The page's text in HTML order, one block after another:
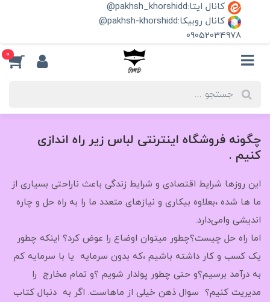
کانال ایتا:pakhsh_khorshidd@
کانال روبیکا:pakhsh-khorshidd@
09052034978
0
چگونه فروشگاه اینترنتی لباس زیر راه اندازی
کنیم .
این روزها شرایط اقتصادی و شرایط زندگی باعث ناراحتی بسیاری از
ما ها شده ،بعلاوه بیکاری و نیازهای متعدد ما را به راه حل و چاره
اندیشی وامی‌دارد.
اما راه حل چیست؟چطور میتوان اوضاع را عوض کرد؟ اینکه چطور
یک کسب و کار داشته باشیم ،که بدون سرمایه یا با سرمایه کم
به درآمد برسیم؟و حتی چطور پولدار شویم ؟و تمام مخارج را
مدیریت کنیم؟ سوال ذهن خیلی از ماهاست. اگر به دنبال کتاب